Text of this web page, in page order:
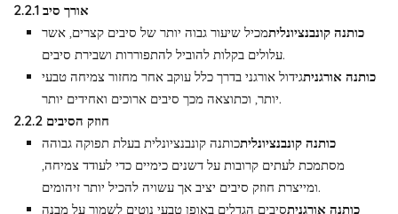
2.2.1 אורך סיב
כותנה קונבנציונליתמכיל שיעור גבוה יותר של סיבים קצרים, אשר
עלולים בקלות להוביל להתפוררות ושבירת סיבים.
כותנה אורגניתגידול אורגני בדרך כלל עוקב אחר מחזור צמיחה טבעי
יותר, וכתוצאה מכך סיבים ארוכים ואחידים יותר.
2.2.2 חוזק הסיבים
כותנה קונבנציונליתכותנה קונבנציונלית בעלת תפוקה גבוהה
מסתמכת לעתים קרובות על דשנים כימיים כדי לעודד צמיחה,
ומייצרת חוזק סיבים יציב אך עשויה להכיל יותר זיהומים.
כותנה אורגניתסיבים הגדלים באופן טבעי נוטים לשמור על מבנה